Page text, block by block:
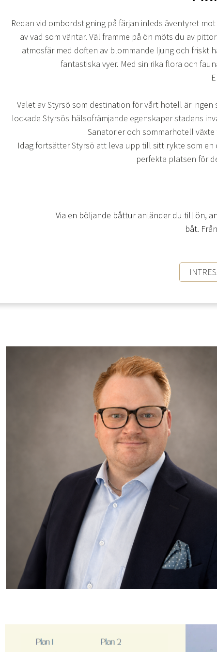
Redan vid ombordstigning på färjan inleds äventyret
av vad som väntar. Väl framme på ön möts du av
atmosfär med doften av blommande ljung och friskt
fantastiska vyer. Med sin rika flora och
Valet av Styrsö som destination för vårt hotell är
lockade Styrsös hälsofrämjande egenskaper stadens
Sanatorier och sommarhotell
Idag fortsätter Styrsö att leva upp till sitt rykte som
perfekta platsen för
Via en böljande båttur anländer du till ön,
båt.